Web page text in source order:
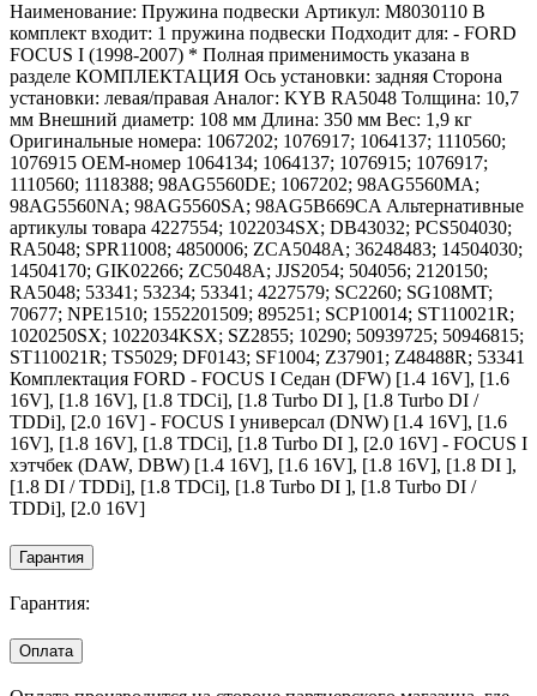
Наименование: Пружина подвески Артикул: M8030110 В
комплект входит: 1 пружина подвески Подходит для: - FORD
FOCUS I (1998-2007) * Полная применимость указана в
разделе КОМПЛЕКТАЦИЯ Ось установки: задняя Сторона
установки: левая/правая Аналог: KYB RA5048 Толщина: 10,7
мм Внешний диаметр: 108 мм Длина: 350 мм Вес: 1,9 кг
Оригинальные номера: 1067202; 1076917; 1064137; 1110560;
1076915 OEM-номер 1064134; 1064137; 1076915; 1076917;
1110560; 1118388; 98AG5560DE; 1067202; 98AG5560MA;
98AG5560NA; 98AG5560SA; 98AG5B669CA Альтернативные
артикулы товара 4227554; 1022034SX; DB43032; PCS504030;
RA5048; SPR11008; 4850006; ZCA5048A; 36248483; 14504030;
14504170; GIK02266; ZC5048A; JJS2054; 504056; 2120150;
RA5048; 53341; 53234; 53341; 4227579; SC2260; SG108MT;
70677; NPE1510; 1552201509; 895251; SCP10014; ST110021R;
1020250SX; 1022034KSX; SZ2855; 10290; 50939725; 50946815;
ST110021R; TS5029; DF0143; SF1004; Z37901; Z48488R; 53341
Комплектация FORD - FOCUS I Седан (DFW) [1.4 16V], [1.6
16V], [1.8 16V], [1.8 TDCi], [1.8 Turbo DI ], [1.8 Turbo DI /
TDDi], [2.0 16V] - FOCUS I универсал (DNW) [1.4 16V], [1.6
16V], [1.8 16V], [1.8 TDCi], [1.8 Turbo DI ], [2.0 16V] - FOCUS I
хэтчбек (DAW, DBW) [1.4 16V], [1.6 16V], [1.8 16V], [1.8 DI ],
[1.8 DI / TDDi], [1.8 TDCi], [1.8 Turbo DI ], [1.8 Turbo DI /
TDDi], [2.0 16V]
Гарантия
Гарантия:
Оплата